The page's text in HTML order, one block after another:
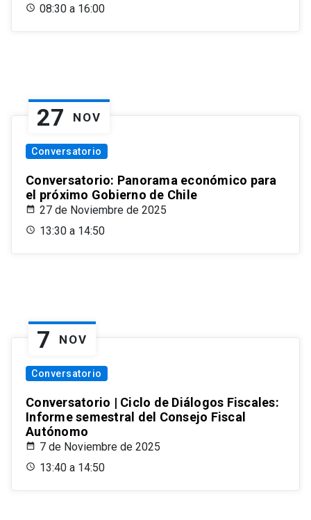
08:30 a 16:00
27 NOV
Conversatorio
Conversatorio: Panorama económico para
el próximo Gobierno de Chile
27 de Noviembre de 2025
13:30 a 14:50
7 NOV
Conversatorio
Conversatorio | Ciclo de Diálogos Fiscales:
Informe semestral del Consejo Fiscal
Autónomo
7 de Noviembre de 2025
13:40 a 14:50